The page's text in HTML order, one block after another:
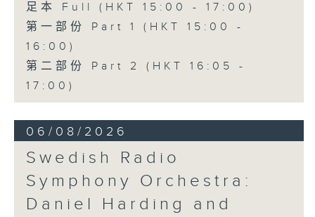
Recorded at Hong Kong City Hall
Concert Hall on 26/2/2006.
香港中樂團：林樂培八十大壽誌慶音樂會
羅乃新（鋼琴）
《祝賀吹打序樂》 (4’)
古曲（林樂培移植）
《春江花月夜》 (12’)
《昭君怨》 (8’)
足本 Full (HKT 15:00 - 17:00)
第一部份 Part 1 (HKT 15:00 -
16:00)
第二部份 Part 2 (HKT 16:05 -
17:00)
06/08/2026
Swedish Radio
Symphony Orchestra:
Daniel Harding and